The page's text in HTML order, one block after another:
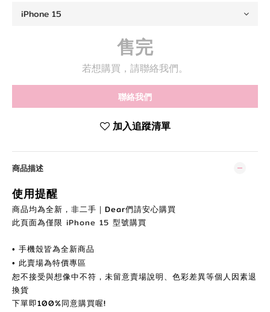
售完
若想購買，請聯絡我們。
聯絡我們
加入追蹤清單
商品描述
使用提醒
商品均為全新，非二手｜Dear們請安心購買
此頁面為僅限 iPhone 15 型號購買
• 手機殼皆為全新商品
• 此賣場為特價專區
恕不接受與想像中不符，未留意賣場說明、色彩差異等個人因素退
換貨
下單即100%同意購買喔!